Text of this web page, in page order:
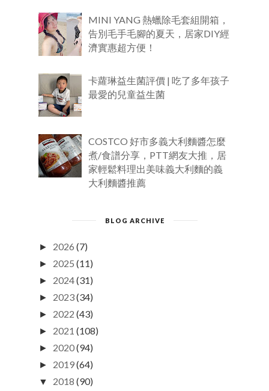
MINI YANG 熱蠟除毛套組開箱，
告別毛手毛腳的夏天，居家DIY經
濟實惠超方便！
卡蘿琳益生菌評價 | 吃了多年孩子
最愛的兒童益生菌
COSTCO 好市多義大利麵醬怎麼
煮/食譜分享，PTT網友大推，居
家輕鬆料理出美味義大利麵的義
大利麵醬推薦
BLOG ARCHIVE
► 2026 (7)
► 2025 (11)
► 2024(31)
► 2023(34)
► 2022 (43)
► 2021 (108)
► 2020(94)
► 2019(64)
▼ 2018 (90)